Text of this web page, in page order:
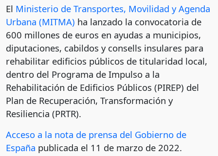
El Ministerio de Transportes, Movilidad y Agenda
Urbana (MITMA) ha lanzado la convocatoria de
600 millones de euros en ayudas a municipios,
diputaciones, cabildos y consells insulares para
rehabilitar edificios públicos de titularidad local,
dentro del Programa de Impulso a la
Rehabilitación de Edificios Públicos (PIREP) del
Plan de Recuperación, Transformación y
Resiliencia (PRTR).
Acceso a la nota de prensa del Gobierno de
España publicada el 11 de marzo de 2022.